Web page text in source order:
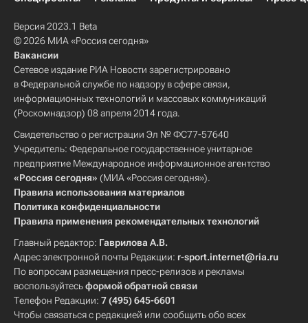
Версия 2023.1 Beta
© 2026 МИА «Россия сегодня»
Вакансии
Сетевое издание РИА Новости зарегистрировано
в Федеральной службе по надзору в сфере связи,
информационных технологий и массовых коммуникаций
(Роскомнадзор) 08 апреля 2014 года.
Свидетельство о регистрации Эл № ФС77-57640
Учредитель: Федеральное государственное унитарное
предприятие Международное информационное агентство
«Россия сегодня» (МИА «Россия сегодня»).
Правила использования материалов
Политика конфиденциальности
Правила применения рекомендательных технологий
Главный редактор: Гаврилова А.В.
Адрес электронной почты Редакции: r-sport.internet@ria.ru
По вопросам размещения пресс-релизов и рекламы
воспользуйтесьформой обратной связи
Телефон Редакции: 7 (495) 645-6601
Чтобы связаться с редакцией или сообщить обо всех